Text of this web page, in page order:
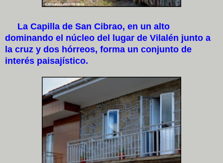
La Capilla de San Cibrao, en un alto
dominando el núcleo del lugar de Vilalén junto a
la cruz y dos hórreos, forma un conjunto de
interés paisajístico.